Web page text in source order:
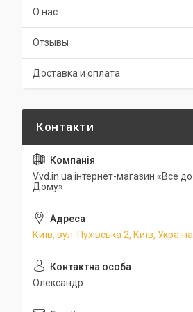
О нас
Отзывы
Доставка и оплата
Vvd.in.ua інтернет-магазин «Все до
Дому»
Київ, вул. Пухівська 2, Київ, Україна
Олександр